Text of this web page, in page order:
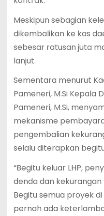
Meskipun sebagian
dikembalikan ke kas
sebesar ratusan juta
lanjut.
Sementara menurut
Pameneri, M.Si Kepala
Pameneri, M.Si,
mekanisme
pengembalian
selalu diterapkan
“Begitu keluar LHP,
denda dan kekurangan
Begitu semua proyek
pernah ada